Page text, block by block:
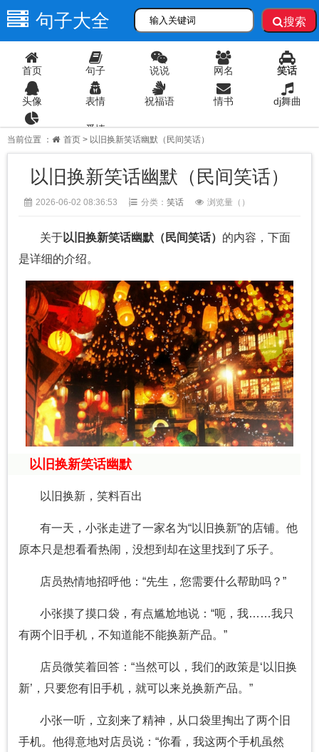
句子大全 搜索
首页 句子 说说 网名 笑话
头像 表情 祝福语 情书 dj舞曲
爱情
当前位置 ： 首页 > 以旧换新笑话幽默（民间笑话）
以旧换新笑话幽默（民间笑话）
2026-06-02 08:36:53 分类： 笑话 浏览量（ ）
关于以旧换新笑话幽默（民间笑话） 的内容，下面
是详细的介绍。
以旧换新笑话幽默
以旧换新，笑料百出
有一天，小张走进了一家名为“以旧换新”的店铺。他
原本只是想看看热闹，没想到却在这里找到了乐子。
店员热情地招呼他：“先生，您需要什么帮助吗？”
小张摸了摸口袋，有点尴尬地说：“呃，我……我只
有两个旧手机，不知道能不能换新产品。”
店员微笑着回答：“当然可以，我们的政策是‘以旧换
新’，只要您有旧手机，就可以来兑换新产品。”
小张一听，立刻来了精神，从口袋里掏出了两个旧
手机。他得意地对店员说：“你看，我这两个手机虽然